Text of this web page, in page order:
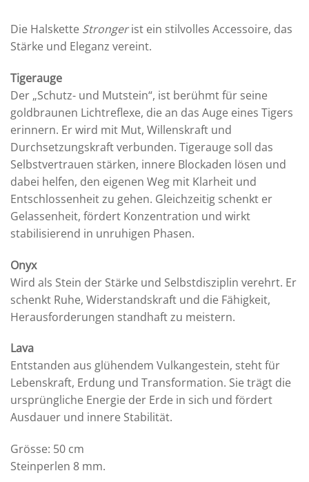
Die Halskette Strongerist ein stilvolles Accessoire, das
Stärke und Eleganz vereint.
Tigerauge
Der „Schutz- und Mutstein“, ist berühmt für seine
goldbraunen Lichtreflexe, die an das Auge eines Tigers
erinnern. Er wird mit Mut, Willenskraft und
Durchsetzungskraft verbunden. Tigerauge soll das
Selbstvertrauen stärken, innere Blockaden lösen und
dabei helfen, den eigenen Weg mit Klarheit und
Entschlossenheit zu gehen. Gleichzeitig schenkt er
Gelassenheit, fördert Konzentration und wirkt
stabilisierend in unruhigen Phasen.
Onyx
Wird als Stein der Stärke und Selbstdisziplin verehrt. Er
schenkt Ruhe, Widerstandskraft und die Fähigkeit,
Herausforderungen standhaft zu meistern.
Lava
Entstanden aus glühendem Vulkangestein, steht für
Lebenskraft, Erdung und Transformation. Sie trägt die
ursprüngliche Energie der Erde in sich und fördert
Ausdauer und innere Stabilität.
Grösse: 50 cm
Steinperlen 8 mm.